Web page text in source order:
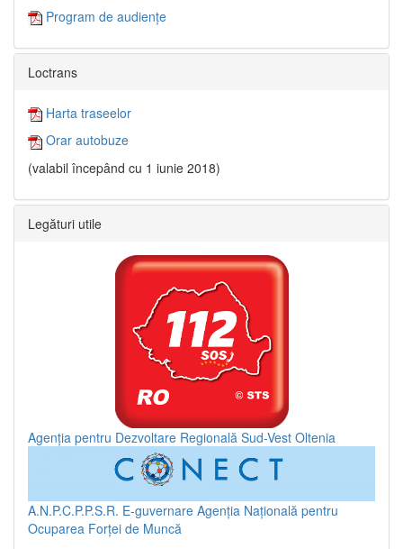
Program de audiențe
Loctrans
Harta traseelor
Orar autobuze
(valabil începând cu 1 iunie 2018)
Legături utile
Agenția pentru Dezvoltare Regională Sud-Vest Oltenia
A.N.P.C.P.P.S.R. E-guvernare Agenția Națională pentru
Ocuparea Forței de Muncă